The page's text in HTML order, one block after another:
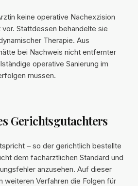
keine operative Nachexzision
Stattdessen behandelte sie
Therapie. Aus
bei Nachweis nicht entfernter
operative Sanierung im
müssen.
Gerichtsgutachters
– so der gerichtlich bestellte
dem fachärztlichen Standard und
anzusehen. Auf dieser
weiteren Verfahren die Folgen für